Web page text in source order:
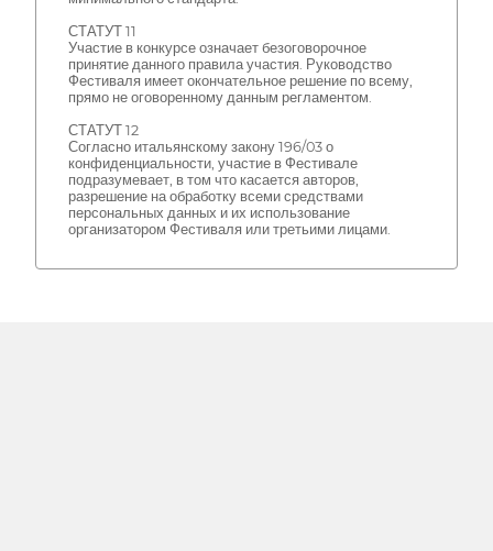
СТАТУТ 11
Участие в конкурсе означает безоговорочное
принятие данного правила участия. Руководство
Фестиваля имеет окончательное решение по всему,
прямо не оговоренному данным регламентом.
СТАТУТ 12
Согласно итальянскому закону 196/03 о
конфиденциальности, участие в Фестивале
подразумевает, в том что касается авторов,
разрешение на обработку всеми средствами
персональных данных и их использование
организатором Фестиваля или третьими лицами.